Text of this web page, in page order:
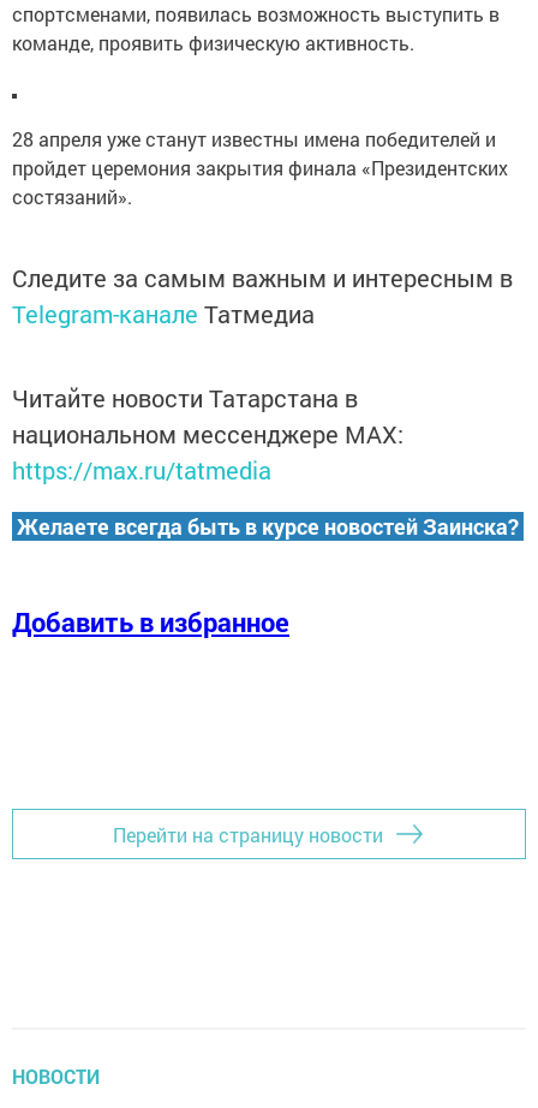
спортсменами, появилась возможность выступить в
команде, проявить физическую активность.
28 апреля уже станут известны имена победителей и
пройдет церемония закрытия финала «Президентских
состязаний».
Следите за самым важным и интересным в
Telegram-канале Татмедиа
Читайте новости Татарстана в
национальном мессенджере MАХ:
https://max.ru/tatmedia
Желаете всегда быть в курсе новостей Заинска?
Добавить в избранное
Перейти на страницу новости
НОВОСТИ